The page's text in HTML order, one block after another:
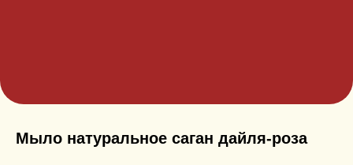
Мыло натуральное саган дайля-роза